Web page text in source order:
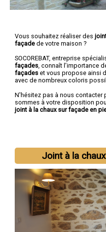
Vous souhaitez réaliser des
façade de votre maison ?
SOCOREBAT, entreprise
façades , connaît l’importance
façades et vous propose ainsi
avec de nombreux coloris
N'hésitez pas à nous
sommes à votre disposition
joint à la chaux sur façade en
Joint à la